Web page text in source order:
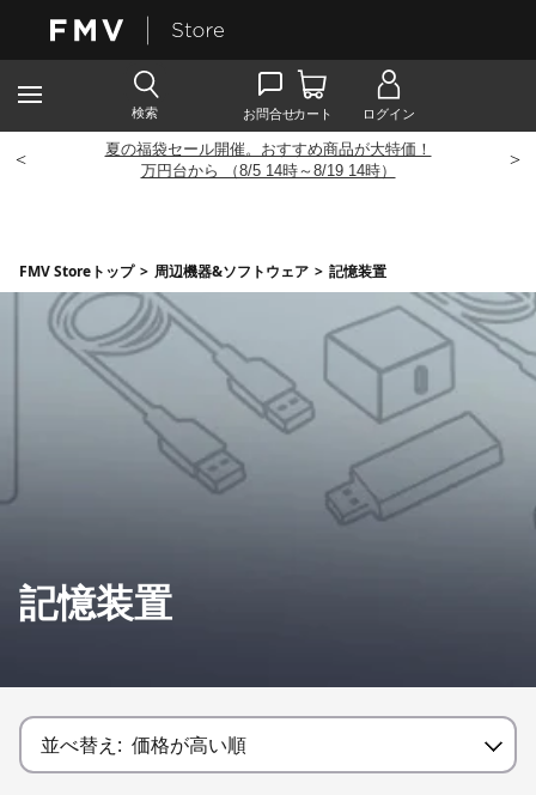
夏の福袋セール開催。おすすめ商品が大特価！
万円台から （8/5 14時～8/19 14時）
< >
FMV Storeトップ > 周辺機器&ソフトウェア > 記憶装置
記憶装置
並べ替え: 価格が高い順